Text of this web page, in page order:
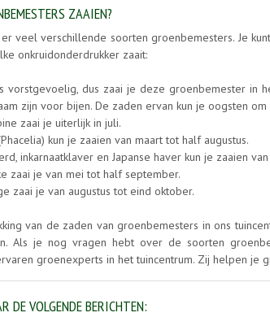
ZAAIEN?
veel verschillende soorten groenbemesters. Je
onkruidonderdrukker zaait:
vorstgevoelig, dus zaai je deze groenbemester in
zijn voor bijen. De zaden ervan kun je oogsten
zaai je uiterlijk in juli.
kun je zaaien van maart tot half augustus.
inkarnaatklaver en Japanse haver kun je zaaien
zaai je van mei tot half september.
zaai je van augustus tot eind oktober.
van de zaden van groenbemesters in ons
Als je nog vragen hebt over de soorten
groenexperts in het tuincentrum. Zij helpen je
DE VOLGENDE BERICHTEN: